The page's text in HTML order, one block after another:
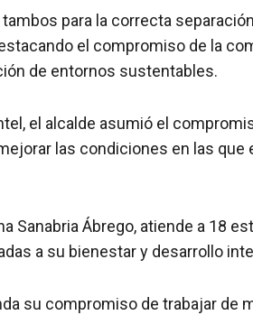
para la correcta
el compromiso de la
de entornos sustentables.
el alcalde asumió el
las condiciones en las que
Sanabria Ábrego, atiende a 18
a su bienestar y desarrollo
su compromiso de trabajar de